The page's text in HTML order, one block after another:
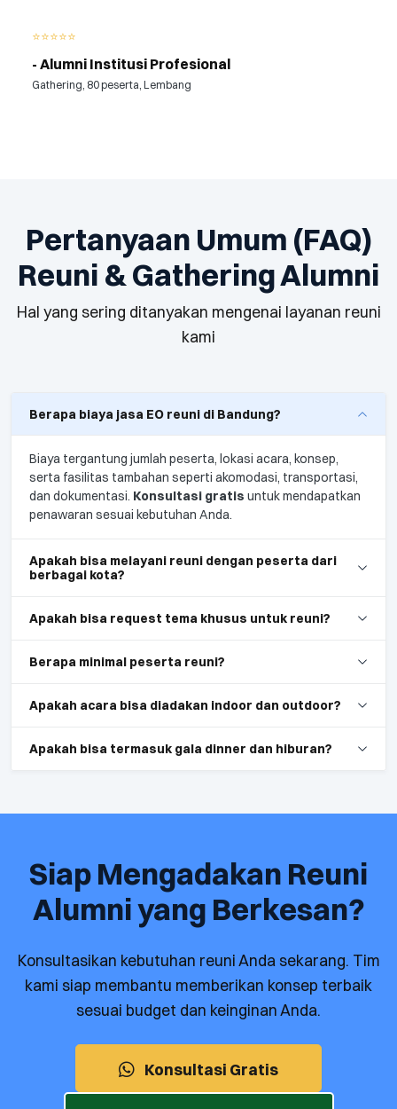
⭐⭐⭐⭐⭐
- Alumni Institusi Profesional
Gathering, 80 peserta, Lembang
Pertanyaan Umum (FAQ)
Reuni & Gathering Alumni
Hal yang sering ditanyakan mengenai layanan reuni
kami
Berapa biaya jasa EO reuni di Bandung?
Biaya tergantung jumlah peserta, lokasi acara, konsep,
serta fasilitas tambahan seperti akomodasi, transportasi,
dan dokumentasi. Konsultasi gratis untuk mendapatkan
penawaran sesuai kebutuhan Anda.
Apakah bisa melayani reuni dengan peserta dari
berbagai kota?
Apakah bisa request tema khusus untuk reuni?
Berapa minimal peserta reuni?
Apakah acara bisa diadakan indoor dan outdoor?
Apakah bisa termasuk gala dinner dan hiburan?
Siap Mengadakan Reuni
Alumni yang Berkesan?
Konsultasikan kebutuhan reuni Anda sekarang. Tim
kami siap membantu memberikan konsep terbaik
sesuai budget dan keinginan Anda.
Konsultasi Gratis